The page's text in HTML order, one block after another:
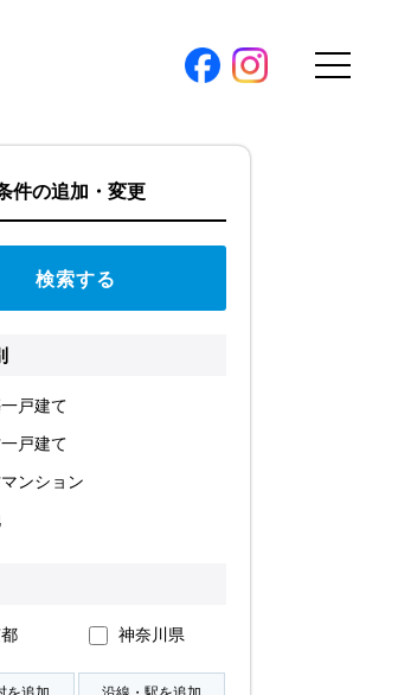
購入トップ
地図から探す
学区から探す
ログイン
お気に入り物件
件の追加・変更
戸建て
戸建て
ンション
神奈川県